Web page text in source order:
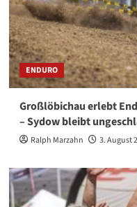
ENDURO
Großlöbichau erlebt
– Sydow bleibt
Ralph Marzahn 3. August